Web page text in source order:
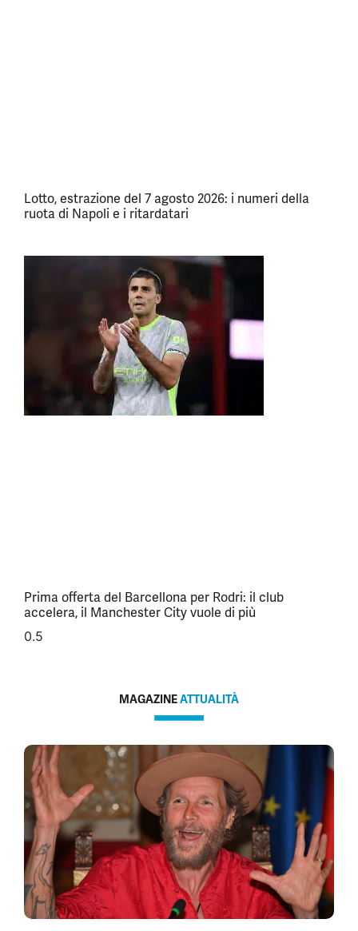
Lotto, estrazione del 7 agosto 2026: i numeri della
ruota di Napoli e i ritardatari
Prima offerta del Barcellona per Rodri: il club
accelera, il Manchester City vuole di più
MAGAZINEATTUALITÀ